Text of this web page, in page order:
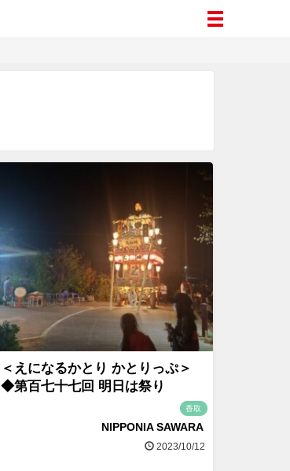
＜えになるかとり かとりっぷ＞
◆第百七十七回 明日は祭り
香取
NIPPONIA SAWARA
2023/10/12